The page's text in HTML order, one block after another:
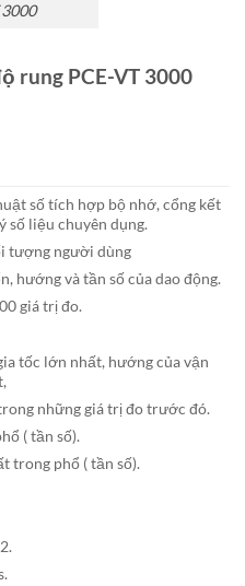
rung PCE-VT 3000
số tích hợp bộ nhớ, cổng kết
số liệu chuyên dụng.
tượng người dùng
hướng và tần số của dao động.
giá trị đo.
tốc lớn nhất, hướng của vận
những giá trị đo trước đó.
( tần số).
trong phổ ( tần số).